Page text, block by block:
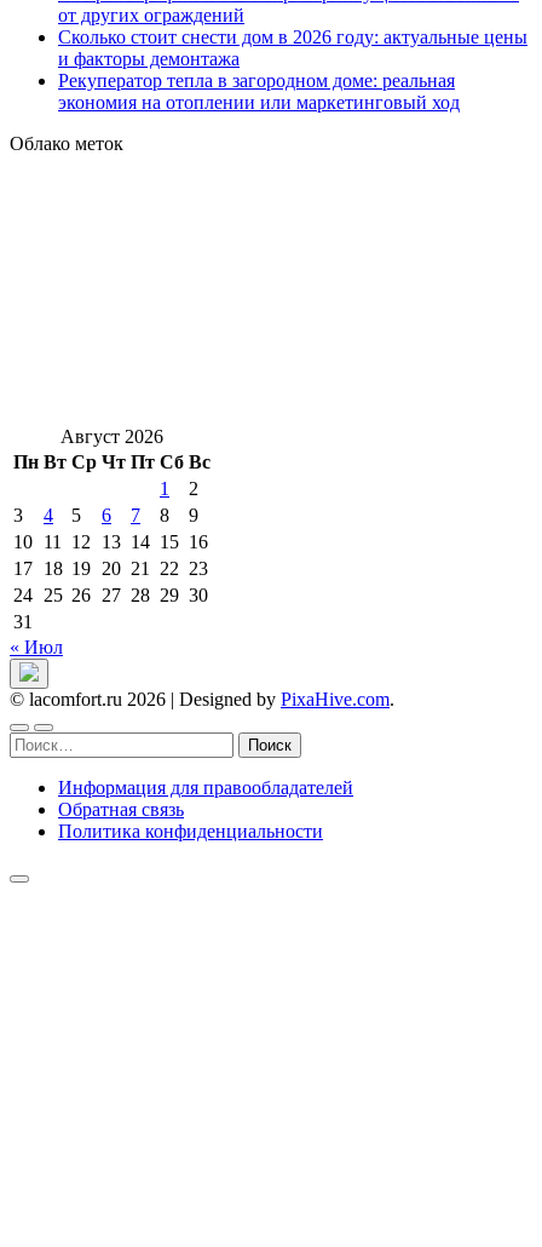
от других ограждений
Сколько стоит снести дом в 2026 году: актуальные цены
и факторы демонтажа
Рекуператор тепла в загородном доме: реальная
экономия на отоплении или маркетинговый ход
Облако меток
Август 2026
Пн Вт Ср Чт Пт Сб Вс
1
2
3
4 5 6 7 8
9
10 11 12 13 14 15 16
17 18 19 20 21 22 23
24 25 26 27 28 29 30
31
« Июл
© lacomfort.ru 2026 | Designed by PixaHive.com.
Найти:
Информация для правообладателей
Обратная связь
Политика конфиденциальности